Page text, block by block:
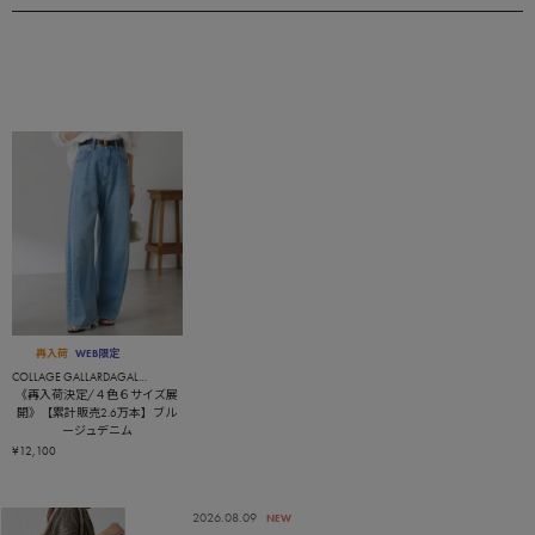
再入荷 WEB限定
COLLAGE GALLARDAGALANTE
《再入荷決定/４色６サイズ展
開》【累計販売2.6万本】ブル
ージュデニム
¥12,100
2026.08.09 NEW